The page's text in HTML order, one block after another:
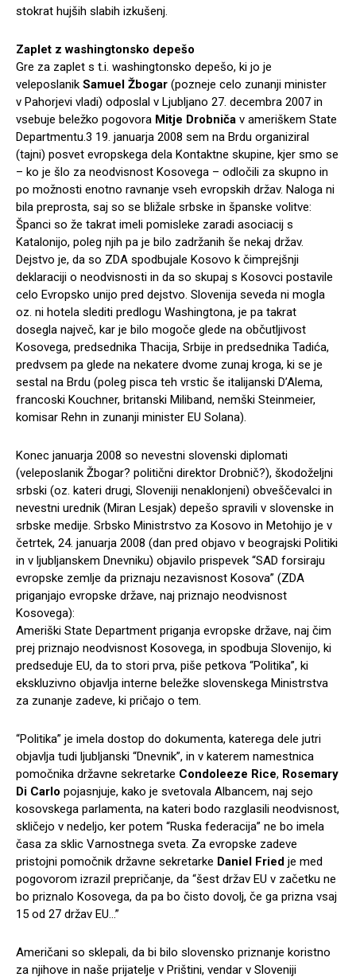
stokrat hujših slabih izkušenj.
Zaplet z washingtonsko depešo
Gre za zaplet s t.i. washingtonsko depešo, ki jo je
veleposlanik Samuel Žbogar (pozneje celo zunanji minister
v Pahorjevi vladi) odposlal v Ljubljano 27. decembra 2007 in
vsebuje beležko pogovora Mitje Drobniča v ameriškem State
Departmentu.3 19. januarja 2008 sem na Brdu organiziral
(tajni) posvet evropskega dela Kontaktne skupine, kjer smo se
– ko je šlo za neodvisnost Kosovega – odločili za skupno in
po možnosti enotno ravnanje vseh evropskih držav. Naloga ni
bila preprosta, saj so se bližale srbske in španske volitve:
Španci so že takrat imeli pomisleke zaradi asociacij s
Katalonijo, poleg njih pa je bilo zadržanih še nekaj držav.
Dejstvo je, da so ZDA spodbujale Kosovo k čimprejšnji
deklaraciji o neodvisnosti in da so skupaj s Kosovci postavile
celo Evropsko unijo pred dejstvo. Slovenija seveda ni mogla
oz. ni hotela slediti predlogu Washingtona, je pa takrat
dosegla največ, kar je bilo mogoče glede na občutljivost
Kosovega, predsednika Thacija, Srbije in predsednika Tadića,
predvsem pa glede na nekatere dvome zunaj kroga, ki se je
sestal na Brdu (poleg pisca teh vrstic še italijanski D’Alema,
francoski Kouchner, britanski Miliband, nemški Steinmeier,
komisar Rehn in zunanji minister EU Solana).
Konec januarja 2008 so nevestni slovenski diplomati
(veleposlanik Žbogar? politični direktor Drobnič?), škodoželjni
srbski (oz. kateri drugi, Sloveniji nenaklonjeni) obveščevalci in
nevestni urednik (Miran Lesjak) depešo spravili v slovenske in
srbske medije. Srbsko Ministrstvo za Kosovo in Metohijo je v
četrtek, 24. januarja 2008 (dan pred objavo v beograjski Politiki
in v ljubljanskem Dnevniku) objavilo prispevek “SAD forsiraju
evropske zemlje da priznaju nezavisnost Kosova” (ZDA
priganjajo evropske države, naj priznajo neodvisnost
Kosovega):
Ameriški State Department priganja evropske države, naj čim
prej priznajo neodvisnost Kosovega, in spodbuja Slovenijo, ki
predseduje EU, da to stori prva, piše petkova “Politika”, ki
ekskluzivno objavlja interne beležke slovenskega Ministrstva
za zunanje zadeve, ki pričajo o tem.
“Politika” je imela dostop do dokumenta, katerega dele jutri
objavlja tudi ljubljanski “Dnevnik”, in v katerem namestnica
pomočnika državne sekretarke Condoleeze Rice, Rosemary
Di Carlo pojasnjuje, kako je svetovala Albancem, naj sejo
kosovskega parlamenta, na kateri bodo razglasili neodvisnost,
skličejo v nedeljo, ker potem “Ruska federacija” ne bo imela
časa za sklic Varnostnega sveta. Za evropske zadeve
pristojni pomočnik državne sekretarke Daniel Fried je med
pogovorom izrazil prepričanje, da “šest držav EU v začetku ne
bo priznalo Kosovega, da pa bo čisto dovolj, če ga prizna vsaj
15 od 27 držav EU…”
Američani so sklepali, da bi bilo slovensko priznanje koristno
za njihove in naše prijatelje v Prištini, vendar v Sloveniji